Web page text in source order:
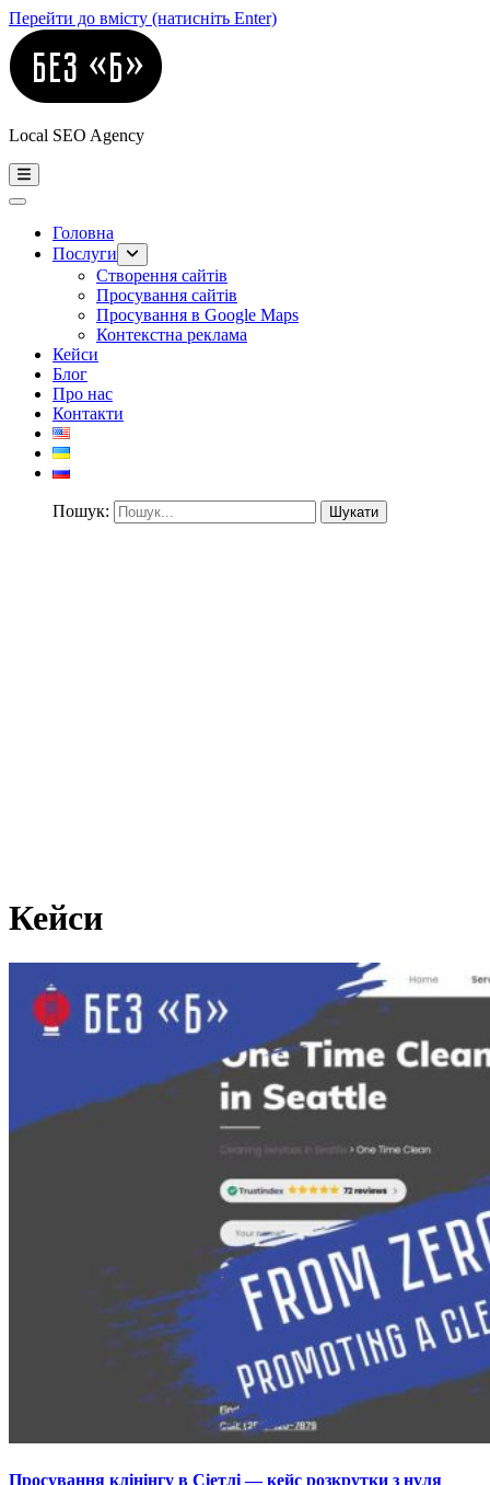
Перейти до вмісту (натисніть Enter)
Local SEO Agency
Головна
Послуги
Створення сайтів
Просування сайтів
Просування в Google Maps
Контекстна реклама
Кейси
Блог
Про нас
Контакти
Пошук:
Кейси
Просування клінінгу в Сіетлі — кейс розкрутки з нуля